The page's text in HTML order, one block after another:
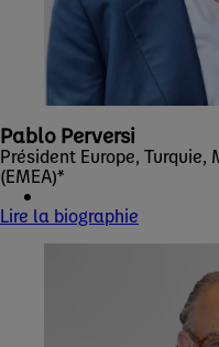
Pablo Perversi
Président Europe,
(EMEA)*
Lire la biographie